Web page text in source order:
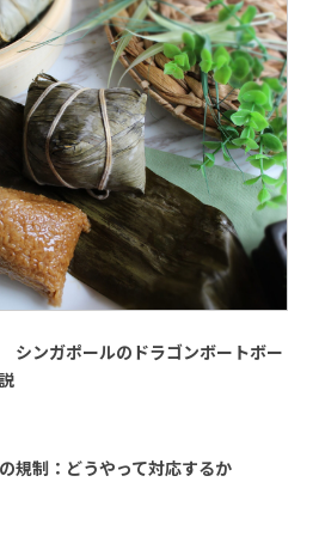
ンガポールのドラゴンボートボー
規制：どうやって対応するか